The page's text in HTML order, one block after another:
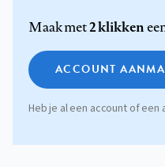
Maak met2 klikken
ACCOUNT
Heb je al een account of een